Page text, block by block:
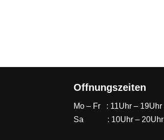
Offnungszeiten
Mo – Fr : 11Uhr – 19Uhr
Sa : 10Uhr – 20Uhr